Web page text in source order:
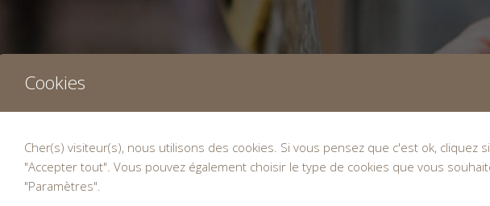
Cookies
Cher(s) visiteur(s), nous utilisons des cookies. Si vous pensez que c'est ok, cliquez
"Accepter tout". Vous pouvez également choisir le type de cookies que vous
"Paramètres".